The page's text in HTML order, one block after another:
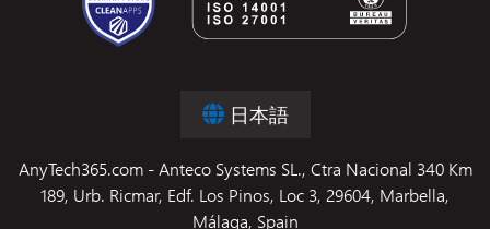
日本語
AnyTech365.com - Anteco Systems SL., Ctra Nacional 340 Km
189, Urb. Ricmar, Edf. Los Pinos, Loc 3, 29604, Marbella,
Málaga, Spain